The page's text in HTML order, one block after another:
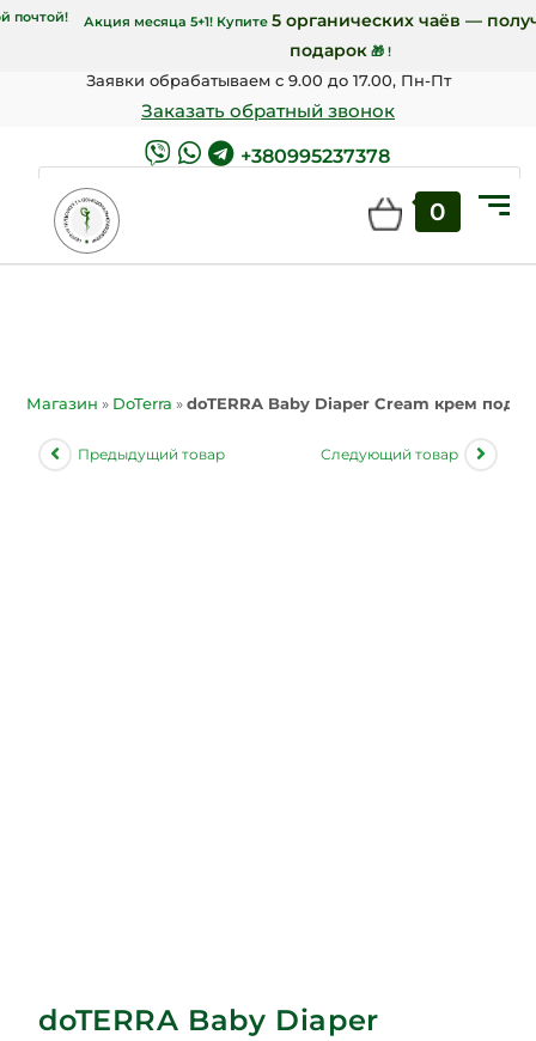
от 7000 грн Новой почтой! Акция месяца 5+1! Купите5
Заявки обрабатываем с 9.00 до 17.00, Пн-Пт
Заказать обратный звонок
+380995237378
0
Магазин » DoTerra »doTERRA Baby Diaper Cream крем под
Предыдущий товар Следующий товар
doTERRA Baby Diaper